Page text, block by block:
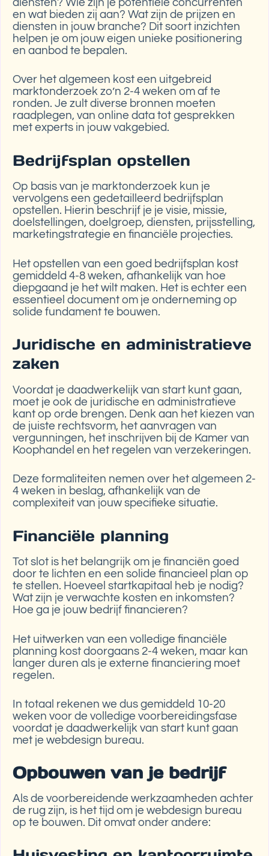
en wat bieden zij aan? Wat zijn de prijzen en
diensten in jouw branche? Dit soort inzichten
helpen je om jouw eigen unieke positionering
en aanbod te bepalen.
Over het algemeen kost een uitgebreid
marktonderzoek zo’n 2-4 weken om af te
ronden. Je zult diverse bronnen moeten
raadplegen, van online data tot gesprekken
met experts in jouw vakgebied.
Bedrijfsplan opstellen
Op basis van je marktonderzoek kun je
vervolgens een gedetailleerd bedrijfsplan
opstellen. Hierin beschrijf je je visie, missie,
doelstellingen, doelgroep, diensten, prijsstelling,
marketingstrategie en financiële projecties.
Het opstellen van een goed bedrijfsplan kost
gemiddeld 4-8 weken, afhankelijk van hoe
diepgaand je het wilt maken. Het is echter een
essentieel document om je onderneming op
solide fundament te bouwen.
Juridische en administratieve
zaken
Voordat je daadwerkelijk van start kunt gaan,
moet je ook de juridische en administratieve
kant op orde brengen. Denk aan het kiezen van
de juiste rechtsvorm, het aanvragen van
vergunningen, het inschrijven bij de Kamer van
Koophandel en het regelen van verzekeringen.
Deze formaliteiten nemen over het algemeen 2-
4 weken in beslag, afhankelijk van de
complexiteit van jouw specifieke situatie.
Financiële planning
Tot slot is het belangrijk om je financiën goed
door te lichten en een solide financieel plan op
te stellen. Hoeveel startkapitaal heb je nodig?
Wat zijn je verwachte kosten en inkomsten?
Hoe ga je jouw bedrijf financieren?
Het uitwerken van een volledige financiële
planning kost doorgaans 2-4 weken, maar kan
langer duren als je externe financiering moet
regelen.
In totaal rekenen we dus gemiddeld 10-20
weken voor de volledige voorbereidingsfase
voordat je daadwerkelijk van start kunt gaan
met je webdesign bureau.
Opbouwen van je bedrijf
Als de voorbereidende werkzaamheden achter
de rug zijn, is het tijd om je webdesign bureau
op te bouwen. Dit omvat onder andere: